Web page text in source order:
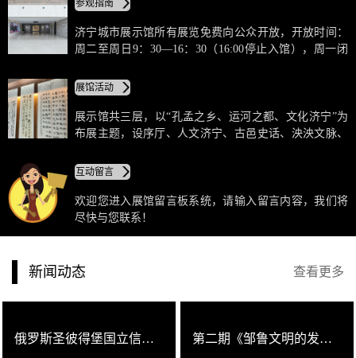
参观指南
济宁城市展示馆所有展览免费向公众开放，开放时间：
周二至周日9：30—16：30（16:00停止入馆），周一闭
约，可提供讲解服务，个人参观凭本人身份证于前台免
费领取参观门票，闭馆前30分钟停止领票。
展馆活动
展示馆共三层，以“孔孟之乡、运河之都、文化济宁”为
布展主题，设序厅、人文济宁、古邑史话、泱泱文脉、
九大展区50余个展项，将声光电技术融入展示环节，采
取图文展板、模型陈列、多媒体演示、幻影成像、全息
投影、电子信息查询等科技手法，全方位、多角度的展
示了济宁深厚人文底蕴、城市发展历程、新时期建设成
互动留言
欢迎您进入展馆留言板系统，请输入留言内容，我们将
尽快与您联系！
查看更多
新闻动态
俄罗斯圣彼得堡国立信息技术机械与光学大学校长一行来馆参观考察 第二期《邹鲁文明的发祥》公益讲座活动圆满成功